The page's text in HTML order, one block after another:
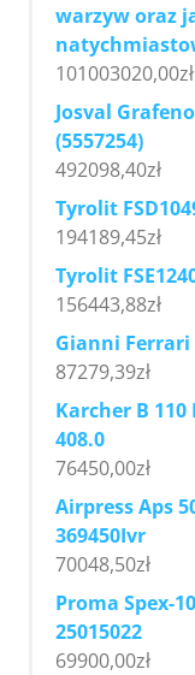
warzyw oraz
101003020,00zł
Josval
(5557254)
492098,40zł
Tyrolit
194189,45zł
Tyrolit
156443,88zł
Gianni Ferrari
87279,39zł
Karcher B 110
408.0
76450,00zł
Airpress Aps
369450Ivr
70048,50zł
Proma Spex-
25015022
69900,00zł